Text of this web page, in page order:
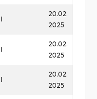
I
20.02.
2025
I
20.02.
2025
I
20.02.
2025